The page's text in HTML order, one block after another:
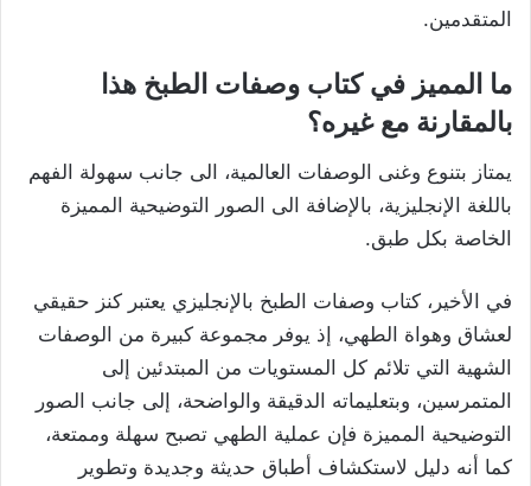
المتقدمين.
ما المميز في كتاب وصفات الطبخ هذا
بالمقارنة مع غيره؟
يمتاز بتنوع وغنى الوصفات العالمية، الى جانب سهولة الفهم
باللغة الإنجليزية، بالإضافة الى الصور التوضيحية المميزة
الخاصة بكل طبق.
في الأخير، كتاب وصفات الطبخ بالإنجليزي يعتبر كنز حقيقي
لعشاق وهواة الطهي، إذ يوفر مجموعة كبيرة من الوصفات
الشهية التي تلائم كل المستويات من المبتدئين إلى
المتمرسين، وبتعليماته الدقيقة والواضحة، إلى جانب الصور
التوضيحية المميزة فإن عملية الطهي تصبح سهلة وممتعة،
كما أنه دليل لاستكشاف أطباق حديثة وجديدة وتطوير